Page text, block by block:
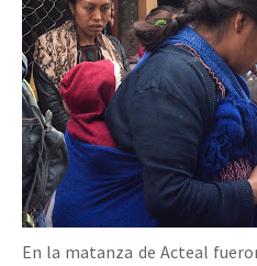
En la matanza de Acteal